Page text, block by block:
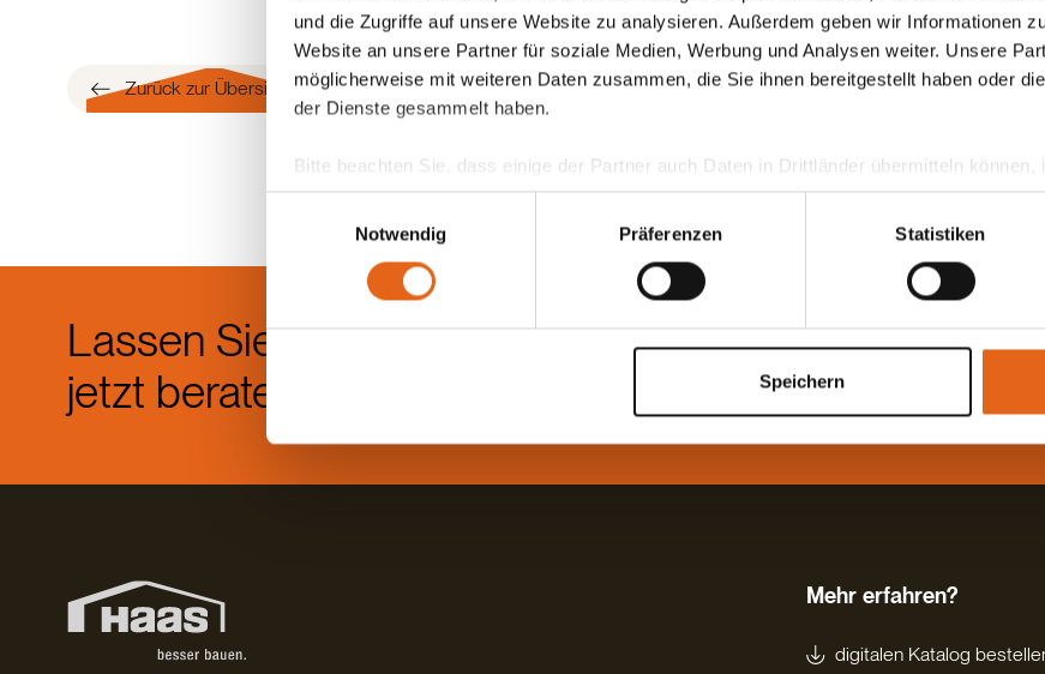
und die Zugriffe auf unsere Website zu analysieren. Außerdem geben wir Informationen
Website an unsere Partner für soziale Medien, Werbung und Analysen weiter. Unsere
möglicherweise mit weiteren Daten zusammen, die Sie ihnen bereitgestellt haben oder
der Dienste gesammelt haben.
Bitte beachten Sie, dass einige der Partner auch Daten in Drittländer übermitteln können,
anderes Datenschutzniveau besteht als in der EU. Wir stellen sicher, dass die
Übereinstimmung mit den geltenden Datenschutzgesetzen erfolgt und geeignete
Sie geben Einwilligung zu unseren Cookies, wenn Sie unsere Webseite weiterhin nutzen.
Notwendig
Präferenzen Statistiken
Speichern
Zurück zur Übersicht
Lassen Sie sich
jetzt beraten.
Die beste Beratung ist die persönliche - von
einem Haas Fachberater in Ihrer Nähe!
Direkt Termin vereinbaren
Mehr erfahren?
digitalen Katalog